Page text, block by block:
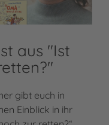
aus "Ist
gibt euch in
Einblick in ihr